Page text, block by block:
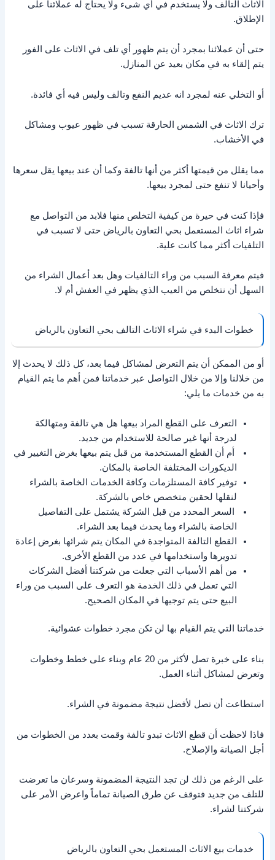
الاثاث التالف ولا يستخدم في أي شىء ولا يحتاج له عملائنا على
الإطلاق.
حتى أن عملائنا بمجرد أن يتم ظهور أي تلف في الاثاث على الفور
يتم إلقاء به في مكان بعيد عن المنازل.
أو التخلي عنه لمجرد انه عديم النفع وتالف وليس فيه أي فائدة.
ترك الاثاث في الشمس الحارقة تسبب في ظهور عيوب ومشاكل
في الأخشاب.
مما يقلل من قيمتها أكثر من أنها تالفة وكما أن عند بيعها يقل سعرها
وأحيانا لا تنفع حتى لمجرد بيعها.
فإذا كنت في حيرة من كيفية التخلص منها فلابد من التواصل مع
شراء اثاث المستعمل بحي التعاون بالرياض حتى لا تسبب في
التلفيات أكثر مما كانت علية.
فيتم معرفة السبب من وراء التالفيات وهل بعد أعمال الشراء من
السهل أن نتخلص من العيب الذي يظهر في العفش أم لا.
خطوات البدء في شراء الاثاث التالف بحي التعاون بالرياض
أو من الممكن أن يتم التعرض لمشاكل فيما بعد، كل ذلك لا يحدث إلا
من خلالنا وإلا من خلال التواصل عبر خدماتنا فمن أهم ما يتم القيام
به من خدمات ما يلي:
التعرف على القطع المراد بيعها هل هي تالفة ومتهالكة
لدرجة أنها غير صالحة للاستخدام من جديد.
أم أن القطع المستخدمة من قبل يتم بيعها بغرض التغيير في
الديكورات المختلفة الخاصة بالمكان.
توفير كافة المستلزمات وكافة الخدمات الخاصة بالشراء
لنقلها لحقين متخصص خاص بالشركة.
السعر المحدد من قبل الشركة يشتمل على التفاصيل
الخاصة بالشراء وما يحدث فيما بعد الشراء.
القطع التالفة المتواجدة في المكان يتم شرائها بغرض إعادة
تدويرها واستخدامها في عدد من القطع الأخرى.
من أهم الأسباب التي جعلت من شركتنا أفضل الشركات
التي تعمل في ذلك الخدمة هو التعرف على السبب من وراء
البيع حتى يتم توجيها في المكان الصحيح.
خدماتنا التي يتم القيام بها لن تكن مجرد خطوات عشوائية.
بناء على خبرة تصل لأكثر من 20 عام وبناء على خطط وخطوات
وتعرض لمشاكل أثناء العمل.
استطاعت أن تصل لأفضل نتيجة مضمونة في الشراء.
فاذا لاحظت أن قطع الاثاث تبدو تالفة وقمت بعدد من الخطوات من
أجل الصيانة والإصلاح.
على الرغم من ذلك لن تجد النتيجة المضمونة وسرعان ما تعرضت
للتلف من جديد فتوقف عن طرق الصيانة تماماً واعرض الأمر على
شركتنا لشراء.
خدمات بيع الاثاث المستعمل بحي التعاون بالرياض